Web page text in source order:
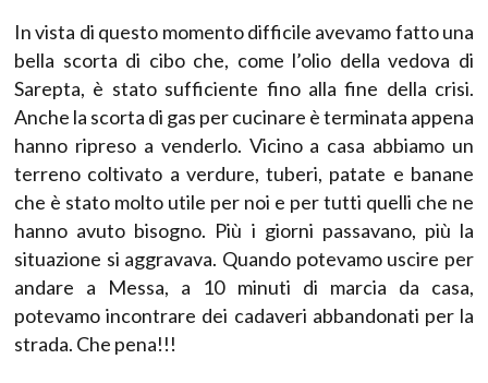
In vista di questo momento difficile avevamo fatto una
bella scorta di cibo che, come l’olio della vedova di
Sarepta, è stato sufficiente fino alla fine della crisi.
Anche la scorta di gas per cucinare è terminata appena
hanno ripreso a venderlo. Vicino a casa abbiamo un
terreno coltivato a verdure, tuberi, patate e banane
che è stato molto utile per noi e per tutti quelli che ne
hanno avuto bisogno. Più i giorni passavano, più la
situazione si aggravava. Quando potevamo uscire per
andare a Messa, a 10 minuti di marcia da casa,
potevamo incontrare dei cadaveri abbandonati per la
strada. Che pena!!!